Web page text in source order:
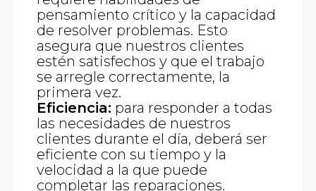
pensamiento crítico y la capacidad
de resolver problemas. Esto
asegura que nuestros clientes
estén satisfechos y que el trabajo
se arregle correctamente, la
primera vez.
Eficiencia: para responder a todas
las necesidades de nuestros
clientes durante el día, deberá ser
eficiente con su tiempo y la
velocidad a la que puede
completar las reparaciones.